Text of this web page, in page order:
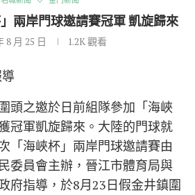
兩岸門球邀請賽冠軍 凱旋歸來
8 月 25 日 1.2K觀看
頭之邀於日前組隊參加「海峽
冠軍凱旋歸來。大陸的門球就
「海峽杯」兩岸門球邀請賽由
委員會主辦，晉江市體育局與
府指導，於8月23日假金井鎮圍